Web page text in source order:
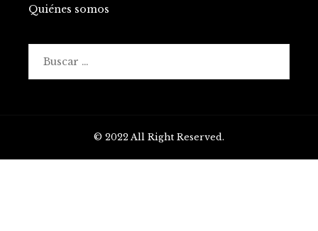
Quiénes somos
© 2022 All Right Reserved.